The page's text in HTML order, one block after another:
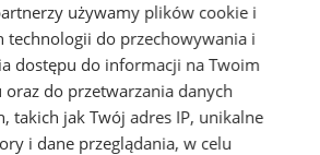
używamy plików cookie i
technologii do przechowywania i
dostępu do informacji na Twoim
oraz do przetwarzania danych
takich jak Twój adres IP, unikalne
i dane przeglądania, w celu